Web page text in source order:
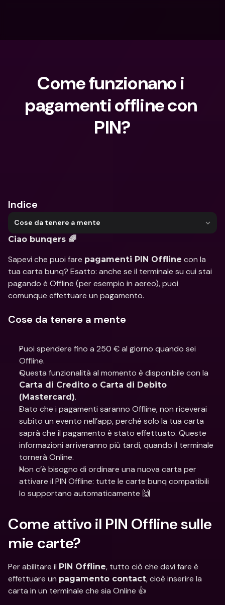
Come funzionano i
pagamenti offline con
PIN?
Indice
Cose da tenere a mente
Ciao bunqers 🌈
Sapevi che puoi fare pagamenti PIN Offline con la
tua carta bunq? Esatto: anche se il terminale su cui stai
pagando è Offline (per esempio in aereo), puoi
comunque effettuare un pagamento.
Cose da tenere a mente
Puoi spendere fino a 250 € al giorno quando sei
Offline.
Carta di Credito o Carta di Debito
(Mastercard).
Dato che i pagamenti saranno Offline, non riceverai
subito un evento nell’app, perché solo la tua carta
saprà che il pagamento è stato effettuato. Queste
informazioni arriveranno più tardi, quando il terminale
tornerà Online.
Non c’è bisogno di ordinare una nuova carta per
attivare il PIN Offline: tutte le carte bunq compatibili
lo supportano automaticamente 🙌
Come attivo il PIN Offline sulle
mie carte?
Per abilitare il PIN Offline, tutto ciò che devi fare è
effettuare un pagamento contact, cioè inserire la
carta in un terminale che sia Online 👍